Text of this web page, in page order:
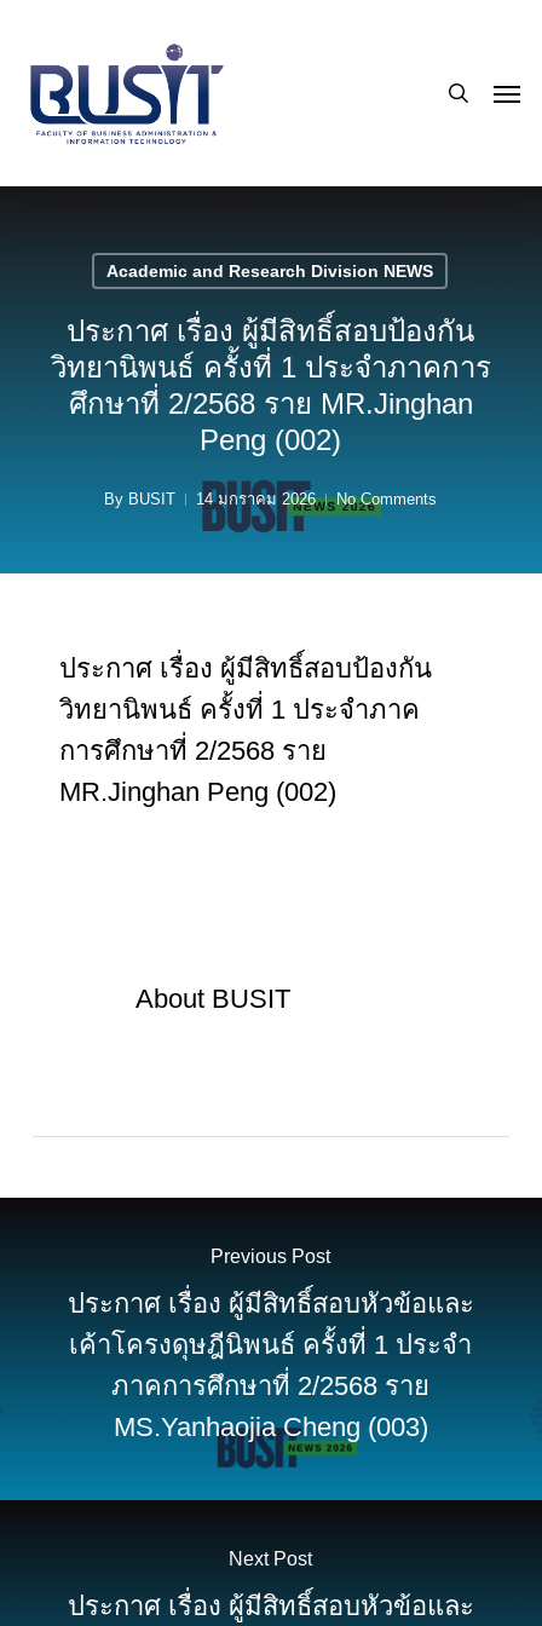
main
content
Academic and Research Division NEWS
ประกาศ เรื่อง ผู้มีสิทธิ์สอบป้องกัน
วิทยานิพนธ์ ครั้งที่ 1 ประจำภาคการ
ศึกษาที่ 2/2568 ราย MR.Jinghan
Peng (002)
By BUSIT 14 มกราคม 2026 No Comments
ประกาศ เรื่อง ผู้มีสิทธิ์สอบป้องกัน
วิทยานิพนธ์ ครั้งที่ 1 ประจำภาค
การศึกษาที่ 2/2568 ราย
MR.Jinghan Peng (002)
AboutBUSIT
Previous Post
ประกาศ เรื่อง ผู้มีสิทธิ์สอบหัวข้อและ
เค้าโครงดุษฎีนิพนธ์ ครั้งที่ 1 ประจำ
ภาคการศึกษาที่ 2/2568 ราย
MS.Yanhaojia Cheng (003)
Next Post
ประกาศ เรื่อง ผู้มีสิทธิ์สอบหัวข้อและ